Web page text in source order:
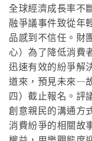
全球經濟成長率不
融爭議事件致從年
品感到不信任。財
心）為了降低消費
迅速有效的紛爭解
道來，預見未來—
四）截止報名。評
創意親民的溝通方
消費紛爭的相關故